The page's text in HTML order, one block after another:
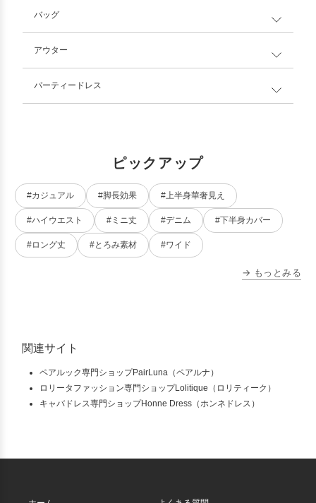
バッグ
アウター
パーティードレス
ピックアップ
#カジュアル #脚長効果 #上半身華奢見え
#ハイウエスト #ミニ丈 #デニム #下半身カバー
#ロング丈 #とろみ素材 #ワイド
→ もっとみる
関連サイト
ペアルック専門ショップPairLuna（ペアルナ）
ロリータファッション専門ショップLolitique（ロリティーク）
キャバドレス専門ショップHonne Dress（ホンネドレス）